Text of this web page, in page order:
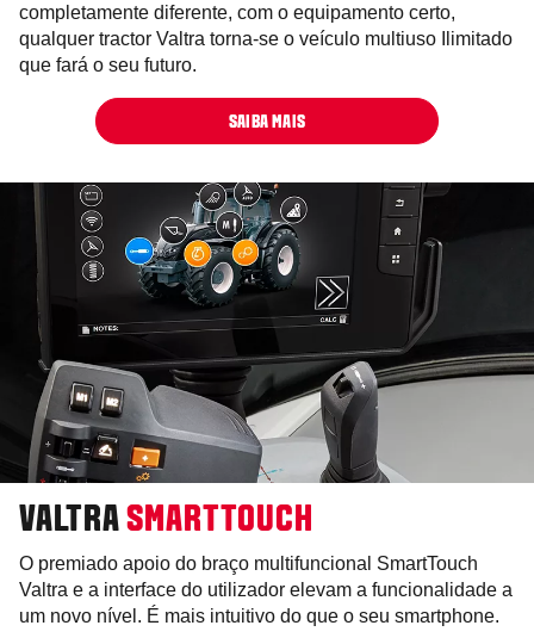
completamente diferente, com o equipamento certo,
qualquer tractor Valtra torna-se o veículo multiuso Ilimitado
que fará o seu futuro.
SAIBA MAIS
VALTRA SMARTTOUCH
O premiado apoio do braço multifuncional SmartTouch
Valtra e a interface do utilizador elevam a funcionalidade a
um novo nível. É mais intuitivo do que o seu smartphone.